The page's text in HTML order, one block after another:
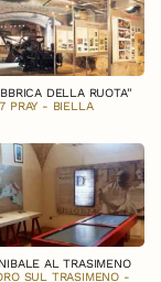
DELLA RUOTA''
PRAY - BIELLA
AL TRASIMENO
SUL TRASIMENO -